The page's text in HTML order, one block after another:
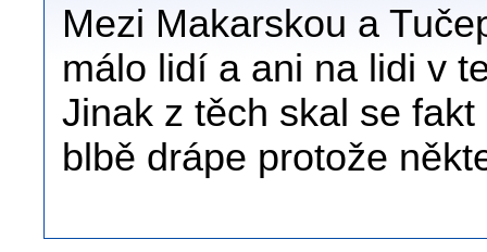
Mezi Makarskou a
málo lidí a ani na lidi v
Jinak z těch skal se
blbě drápe protože